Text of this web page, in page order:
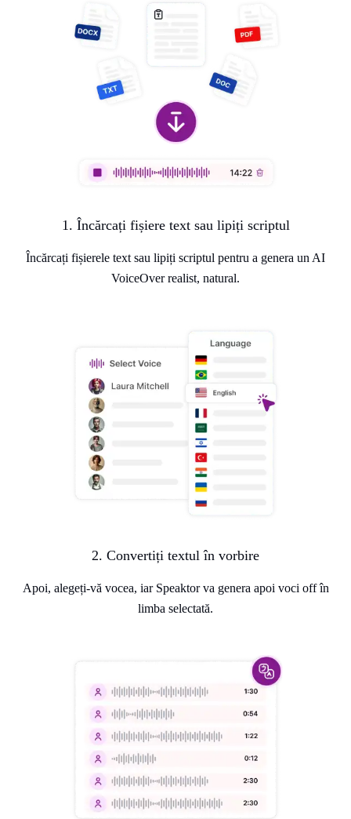
1. Încărcați fișiere text sau lipiți scriptul
Încărcați fișierele text sau lipiți scriptul pentru a genera un AI
VoiceOver realist, natural.
2. Convertiți textul în vorbire
Apoi, alegeți-vă vocea, iar Speaktor va genera apoi voci off în
limba selectată.